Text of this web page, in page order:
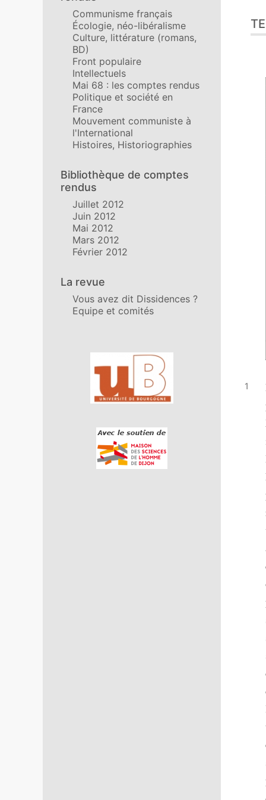
Communisme français
Écologie, néo-libéralisme
Culture, littérature (romans,
BD)
Front populaire
Intellectuels
Mai 68 : les comptes rendus
Politique et société en
France
Mouvement communiste à
l'International
Histoires, Historiographies
Bibliothèque de comptes
rendus
Juillet 2012
Juin 2012
Mai 2012
Mars 2012
Février 2012
La revue
Vous avez dit Dissidences ?
Equipe et comités
Affiliations/partenaires